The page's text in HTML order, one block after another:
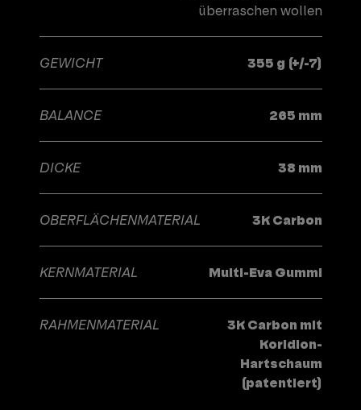
überraschen wollen
GEWICHT 355 g (+/-7)
BALANCE 265 mm
DICKE 38 mm
OBERFLÄCHENMATERIAL 3K Carbon
KERNMATERIAL Multi-Eva Gummi
RAHMENMATERIAL
3K Carbon mit
Koridion-
Hartschaum
(patentiert)